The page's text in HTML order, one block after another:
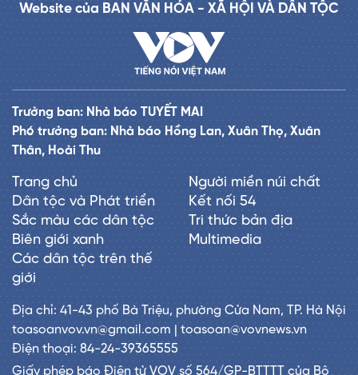
Website của BAN VĂN HÓA - XÃ HỘI VÀ DÂN TỘC
Trưởng ban: Nhà báo TUYẾT MAI
Phó trưởng ban: Nhà báo Hồng Lan, Xuân Thọ, Xuân
Thân, Hoài Thu
Trang chủ
Dân tộc và Phát triển
Sắc màu các dân tộc
Biên giới xanh
Các dân tộc trên thế
giới
Người miền núi chất
Kết nối 54
Tri thức bản địa
Multimedia
Địa chỉ: 41-43 phố Bà Triệu, phường Cửa Nam, TP. Hà Nội
toasoanvov.vn@gmail.com | toasoan@vovnews.vn
Điện thoại: 84-24-39365555
Giấy phép báo Điện tử VOV số 564/GP-BTTTT của Bộ